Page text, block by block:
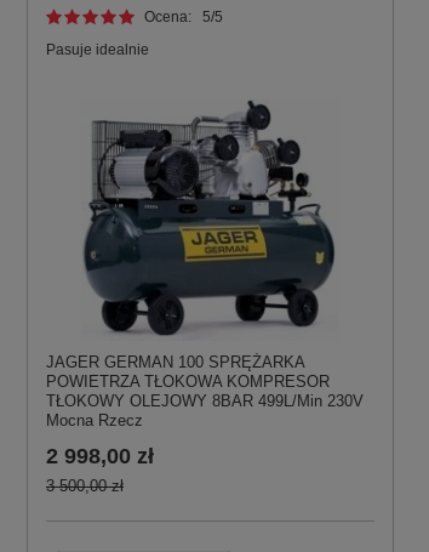
Ocena: 5/5
Pasuje idealnie
JAGER GERMAN 100 SPRĘŻARKA
POWIETRZA TŁOKOWA KOMPRESOR
TŁOKOWY OLEJOWY 8BAR 499L/Min 230V
Mocna Rzecz
2 998,00 zł
3 500,00 zł